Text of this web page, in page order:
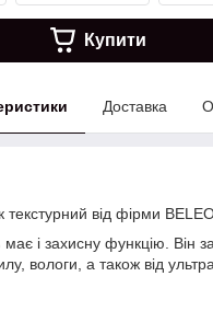
Купити
Доставка
від фірми
має і захисну функцію. Він
вологи, а також від